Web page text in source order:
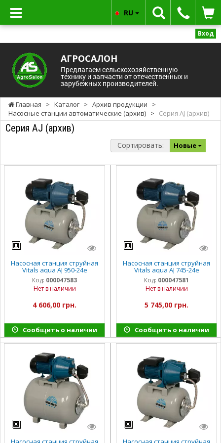
Вход
АГРОСАЛОН
Предлагаем сельскохозяйственную
технику и запчасти от отечественных и
зарубежных производителей.
RU
Главная > Каталог > Архив продукции
>
Насосные станции автоматические (архив) > Серия AJ (архив)
Серия AJ (архив)
Сортировать: Новые
Насосная станция струйная
Vitals aqua AJ 950-24e
Код: 000047583
Нет в наличии
4 606,00 грн.
Сообщить о наличии
Насосная станция струйная
Vitals aqua AJ 745-24e
Код: 000047581
Нет в наличии
5 745,00 грн.
Сообщить о наличии